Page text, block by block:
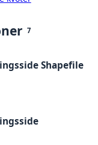
7
Shapefile